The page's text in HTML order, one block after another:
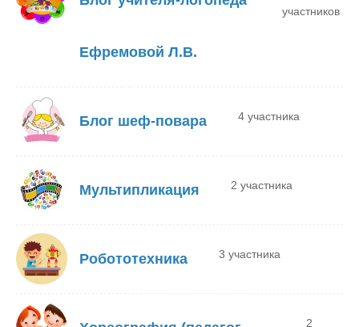
Ефремовой Л.В.
участников
Блог шеф-повара 4 участника
Мультипликация 2 участника
Робототехника 3 участника
2